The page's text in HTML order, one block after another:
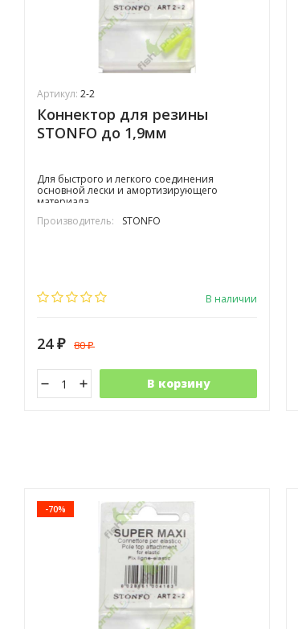
Артикул: 2-2
Коннектор для резины
STONFO до 1,9мм
Для быстрого и легкого соединения
основной лески и амортизирующего
материала
Производитель:
STONFO
В наличии
24 ₽ 80₽
В корзину
-70%